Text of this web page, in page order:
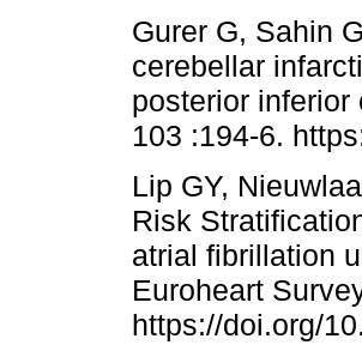
Gurer G, Sahin
cerebellar
posterior inferior
103 :194-6.
Lip GY,
Risk
atrial fibrillation
Euroheart
https://doi.org/